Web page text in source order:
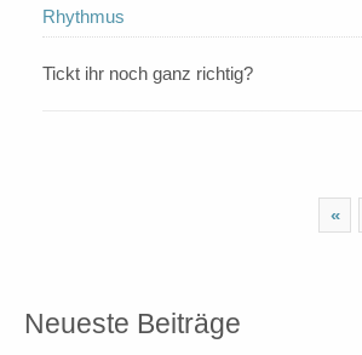
Rhythmus
Tickt ihr noch ganz richtig?
«
Neueste Beiträge